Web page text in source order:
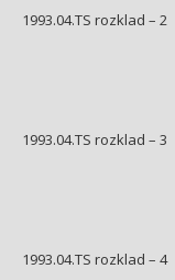
1993.04.TS rozklad – 2
1993.04.TS rozklad – 3
1993.04.TS rozklad – 4